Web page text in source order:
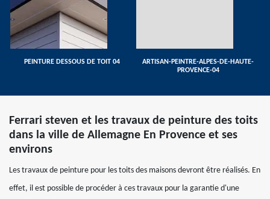
PEINTURE DESSOUS DE TOIT 04
ARTISAN-PEINTRE-ALPES-DE-HAUTE-
PROVENCE-04
Ferrari steven et les travaux de peinture des toits
dans la ville de Allemagne En Provence et ses
environs
Les travaux de peinture pour les toits des maisons devront être réalisés. En
effet, il est possible de procéder à ces travaux pour la garantie d'une